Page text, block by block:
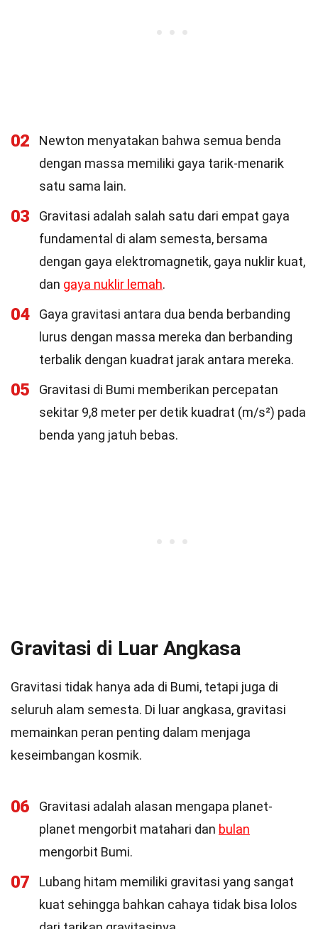
02
Newton menyatakan bahwa semua benda
dengan massa memiliki gaya tarik-menarik
satu sama lain.
03
Gravitasi adalah salah satu dari empat gaya
fundamental di alam semesta, bersama
dengan gaya elektromagnetik, gaya nuklir kuat,
dan gaya nuklir lemah.
04
Gaya gravitasi antara dua benda berbanding
lurus dengan massa mereka dan berbanding
terbalik dengan kuadrat jarak antara mereka.
05
Gravitasi di Bumi memberikan percepatan
sekitar 9,8 meter per detik kuadrat (m/s²) pada
benda yang jatuh bebas.
Gravitasi di Luar Angkasa
Gravitasi tidak hanya ada di Bumi, tetapi juga di
seluruh alam semesta. Di luar angkasa, gravitasi
memainkan peran penting dalam menjaga
keseimbangan kosmik.
06
Gravitasi adalah alasan mengapa planet-
planet mengorbit matahari dan bulan
mengorbit Bumi.
07
Lubang hitam memiliki gravitasi yang sangat
kuat sehingga bahkan cahaya tidak bisa lolos